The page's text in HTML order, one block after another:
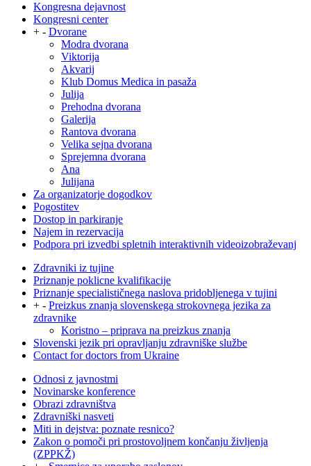
Kongresna dejavnost
Kongresni center
+ - Dvorane
Modra dvorana
Viktorija
Akvarij
Klub Domus Medica in pasaža
Julija
Prehodna dvorana
Galerija
Rantova dvorana
Velika sejna dvorana
Sprejemna dvorana
Ana
Julijana
Za organizatorje dogodkov
Pogostitev
Dostop in parkiranje
Najem in rezervacija
Podpora pri izvedbi spletnih interaktivnih videoizobraževanj
Zdravniki iz tujine
Priznanje poklicne kvalifikacije
Priznanje specialističnega naslova pridobljenega v tujini
+ - Preizkus znanja slovenskega strokovnega jezika za
zdravnike
Koristno – priprava na preizkus znanja
Slovenski jezik pri opravljanju zdravniške službe
Contact for doctors from Ukraine
Odnosi z javnostmi
Novinarske konference
Obrazi zdravništva
Zdravniški nasveti
Miti in dejstva: poznate resnico?
Zakon o pomoči pri prostovoljnem končanju življenja
(ZPPKŽ)